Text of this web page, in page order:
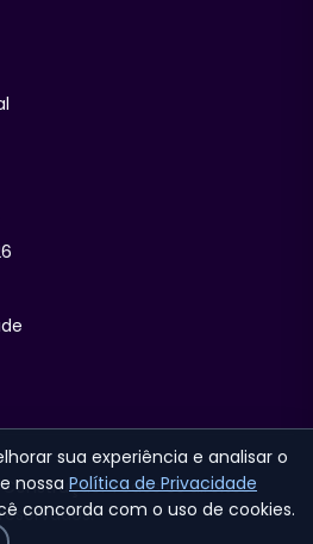
Todos os direitos
reservados.
sua experiência e analisar o
nossa Política de Privacidade
concorda com o uso de cookies.